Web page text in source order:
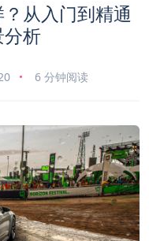
从入门到精通
析
6 分钟阅读